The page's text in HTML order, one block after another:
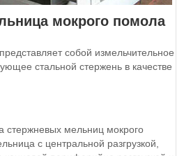
мокрого помола
собой измельчительное
стальной стержень в качестве
стержневых мельниц мокрого
с центральной разгрузкой,